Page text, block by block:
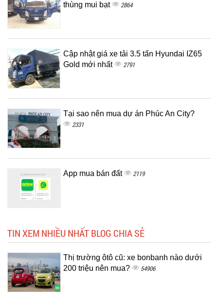
thùng mui bạt
2864
Cập nhật giá xe tải 3.5 tấn Hyundai IZ65
Gold mới nhất
2791
Tại sao nên mua dự án Phúc An City?
2331
App mua bán đất 2119
TIN XEM NHIỀU NHẤT BLOG CHIA SẺ
Thị trường ôtô cũ: xe bonbanh nào dưới
200 triệu nên mua?
54906